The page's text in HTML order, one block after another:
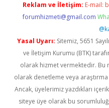
Reklam ve İletişim: E-mail:
forumhizmeti@gmail.com
Yasal Uyarı: Sitemiz, 5651
ve İletişim Kurumu (BTK)
olarak hizmet vermektedir.
olarak denetleme veya
Ancak, üyelerimiz yazdıkları
siteye üye olarak bu